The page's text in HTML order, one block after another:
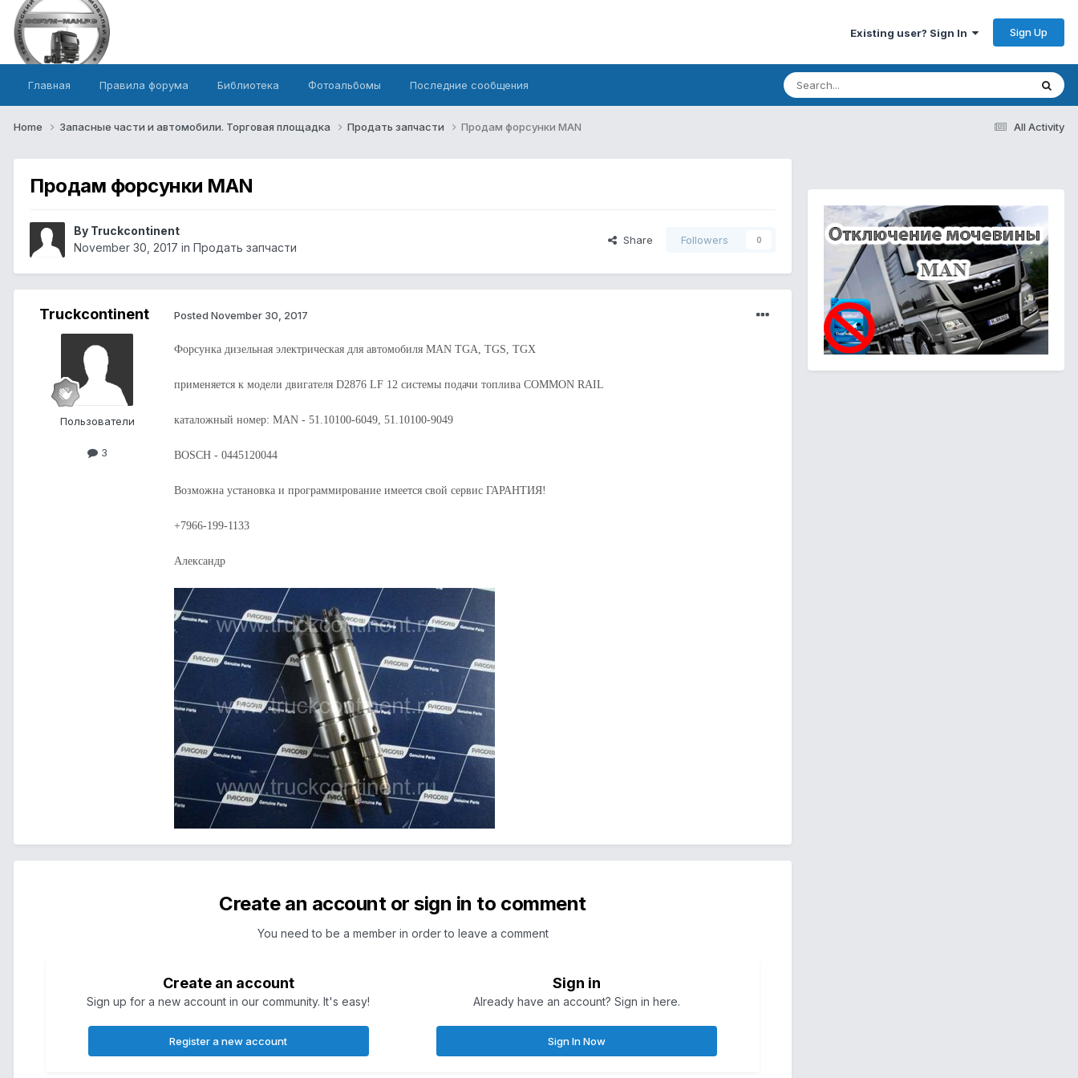
Existing user? Sign In Sign Up
Главная Правила форума Библиотека Фотоальбомы Последние сообщения
All Activity
Home Запасные части и автомобили. Торговая площадка Продать запчасти Продам форсунки MAN
Продам форсунки MAN
By Truckcontinent
November 30, 2017 in Продать запчасти
Share Followers 0
Truckcontinent
Пользователи
3
Posted November 30, 2017
Форсунка дизельная электрическая для автомобиля MAN TGA, TGS, TGX
применяется к модели двигателя D2876 LF 12 системы подачи топлива COMMON RAIL
каталожный номер: MAN - 51.10100-6049, 51.10100-9049
BOSCH - 0445120044
Возможна установка и программирование имеется свой сервис ГАРАНТИЯ!
+7966-199-1133
Александр
Create an account or sign in to comment
You need to be a member in order to leave a comment
Create an account
Sign up for a new account in our community. It's easy!
Register a new account
Sign in
Already have an account? Sign in here.
Sign In Now